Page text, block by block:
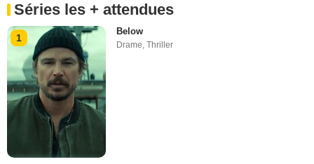
Séries les + attendues
1
Below
Drame,Thriller